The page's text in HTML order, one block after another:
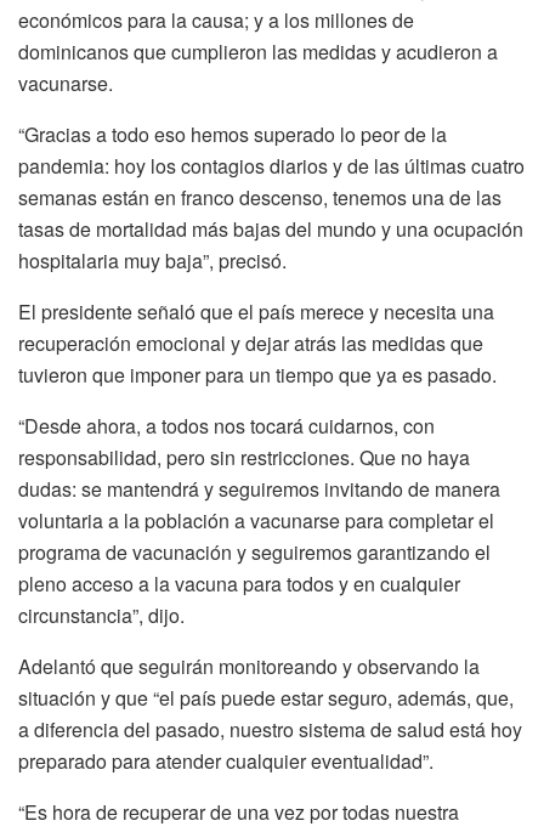
económicos para la causa; y a los millones de
dominicanos que cumplieron las medidas y acudieron a
vacunarse.
“Gracias a todo eso hemos superado lo peor de la
pandemia: hoy los contagios diarios y de las últimas cuatro
semanas están en franco descenso, tenemos una de las
tasas de mortalidad más bajas del mundo y una ocupación
hospitalaria muy baja”, precisó.
El presidente señaló que el país merece y necesita una
recuperación emocional y dejar atrás las medidas que
tuvieron que imponer para un tiempo que ya es pasado.
“Desde ahora, a todos nos tocará cuidarnos, con
responsabilidad, pero sin restricciones. Que no haya
dudas: se mantendrá y seguiremos invitando de manera
voluntaria a la población a vacunarse para completar el
programa de vacunación y seguiremos garantizando el
pleno acceso a la vacuna para todos y en cualquier
circunstancia”, dijo.
Adelantó que seguirán monitoreando y observando la
situación y que “el país puede estar seguro, además, que,
a diferencia del pasado, nuestro sistema de salud está hoy
preparado para atender cualquier eventualidad”.
“Es hora de recuperar de una vez por todas nuestra